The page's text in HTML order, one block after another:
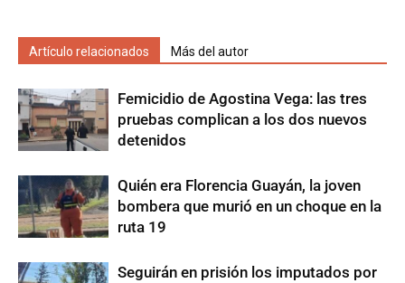
Artículo relacionados Más del autor
Femicidio de Agostina Vega: las tres
pruebas complican a los dos nuevos
detenidos
Quién era Florencia Guayán, la joven
bombera que murió en un choque en la
ruta 19
Seguirán en prisión los imputados por